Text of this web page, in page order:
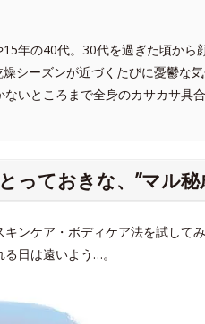
年の40代。30代を過ぎた頃から
シーズンが近づくたびに憂鬱な
いところまで全身のカサカサ具
っておきな、”マル
ンケア・ボディケア法を試して
日は遠いよう…。